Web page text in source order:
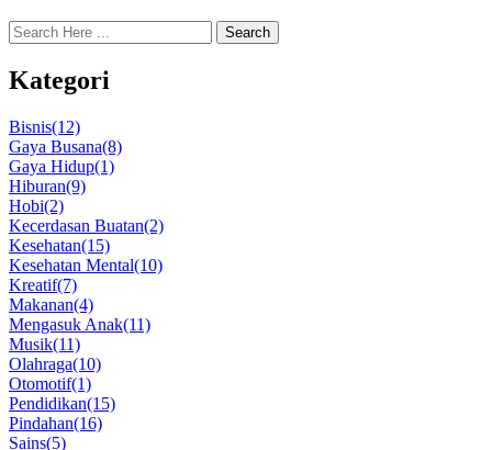
Search
Kategori
Bisnis(12)
Gaya Busana(8)
Gaya Hidup(1)
Hiburan(9)
Hobi(2)
Kecerdasan Buatan(2)
Kesehatan(15)
Kesehatan Mental(10)
Kreatif(7)
Makanan(4)
Mengasuk Anak(11)
Musik(11)
Olahraga(10)
Otomotif(1)
Pendidikan(15)
Pindahan(16)
Sains(5)